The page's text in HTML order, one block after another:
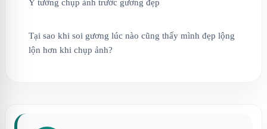
Ý tưởng chụp ảnh trước gương đẹp
Tại sao khi soi gương lúc nào cũng thấy mình đẹp lộng
lộn hơn khi chụp ảnh?